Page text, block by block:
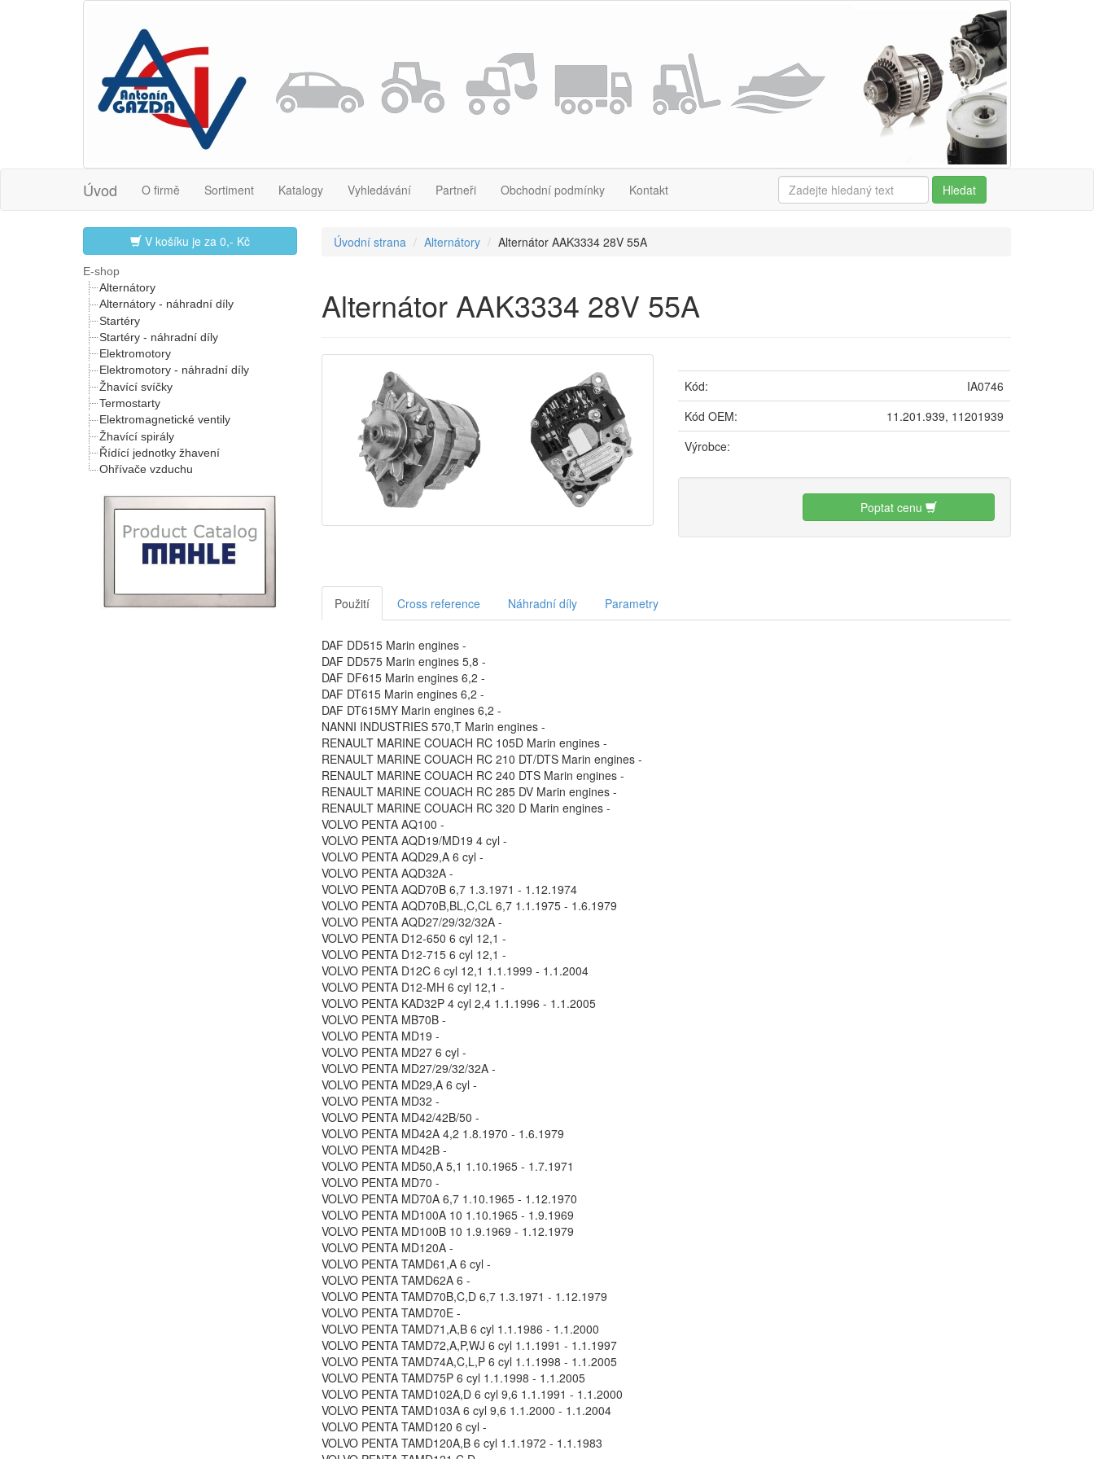
Úvod O firmě Sortiment Katalogy Vyhledávání Partneři Obchodní podmínky Kontakt Hledat
V košíku je za 0,- Kč
E-shop
Alternátory
Alternátory - náhradní díly
Startéry
Startéry - náhradní díly
Elektromotory
Elektromotory - náhradní díly
Žhavící svíčky
Termostarty
Elektromagnetické ventily
Žhavící spirály
Řídící jednotky žhavení
Ohřívače vzduchu
Úvodní strana Alternátory Alternátor AAK3334 28V 55A
Alternátor AAK3334 28V 55A
Kód:
IA0746
Kód OEM:
11.201.939, 11201939
Výrobce:
Poptat cenu
Použití Cross reference Náhradní díly Parametry
DAF DD515 Marin engines -
DAF DD575 Marin engines 5,8 -
DAF DF615 Marin engines 6,2 -
DAF DT615 Marin engines 6,2 -
DAF DT615MY Marin engines 6,2 -
NANNI INDUSTRIES 570,T Marin engines -
RENAULT MARINE COUACH RC 105D Marin engines -
RENAULT MARINE COUACH RC 210 DT/DTS Marin engines -
RENAULT MARINE COUACH RC 240 DTS Marin engines -
RENAULT MARINE COUACH RC 285 DV Marin engines -
RENAULT MARINE COUACH RC 320 D Marin engines -
VOLVO PENTA AQ100 -
VOLVO PENTA AQD19/MD19 4 cyl -
VOLVO PENTA AQD29,A 6 cyl -
VOLVO PENTA AQD32A -
VOLVO PENTA AQD70B 6,7 1.3.1971 - 1.12.1974
VOLVO PENTA AQD70B,BL,C,CL 6,7 1.1.1975 - 1.6.1979
VOLVO PENTA AQD27/29/32/32A -
VOLVO PENTA D12-650 6 cyl 12,1 -
VOLVO PENTA D12-715 6 cyl 12,1 -
VOLVO PENTA D12C 6 cyl 12,1 1.1.1999 - 1.1.2004
VOLVO PENTA D12-MH 6 cyl 12,1 -
VOLVO PENTA KAD32P 4 cyl 2,4 1.1.1996 - 1.1.2005
VOLVO PENTA MB70B -
VOLVO PENTA MD19 -
VOLVO PENTA MD27 6 cyl -
VOLVO PENTA MD27/29/32/32A -
VOLVO PENTA MD29,A 6 cyl -
VOLVO PENTA MD32 -
VOLVO PENTA MD42/42B/50 -
VOLVO PENTA MD42A 4,2 1.8.1970 - 1.6.1979
VOLVO PENTA MD42B -
VOLVO PENTA MD50,A 5,1 1.10.1965 - 1.7.1971
VOLVO PENTA MD70 -
VOLVO PENTA MD70A 6,7 1.10.1965 - 1.12.1970
VOLVO PENTA MD100A 10 1.10.1965 - 1.9.1969
VOLVO PENTA MD100B 10 1.9.1969 - 1.12.1979
VOLVO PENTA MD120A -
VOLVO PENTA TAMD61,A 6 cyl -
VOLVO PENTA TAMD62A 6 -
VOLVO PENTA TAMD70B,C,D 6,7 1.3.1971 - 1.12.1979
VOLVO PENTA TAMD70E -
VOLVO PENTA TAMD71,A,B 6 cyl 1.1.1986 - 1.1.2000
VOLVO PENTA TAMD72,A,P,WJ 6 cyl 1.1.1991 - 1.1.1997
VOLVO PENTA TAMD74A,C,L,P 6 cyl 1.1.1998 - 1.1.2005
VOLVO PENTA TAMD75P 6 cyl 1.1.1998 - 1.1.2005
VOLVO PENTA TAMD102A,D 6 cyl 9,6 1.1.1991 - 1.1.2000
VOLVO PENTA TAMD103A 6 cyl 9,6 1.1.2000 - 1.1.2004
VOLVO PENTA TAMD120 6 cyl -
VOLVO PENTA TAMD120A,B 6 cyl 1.1.1972 - 1.1.1983